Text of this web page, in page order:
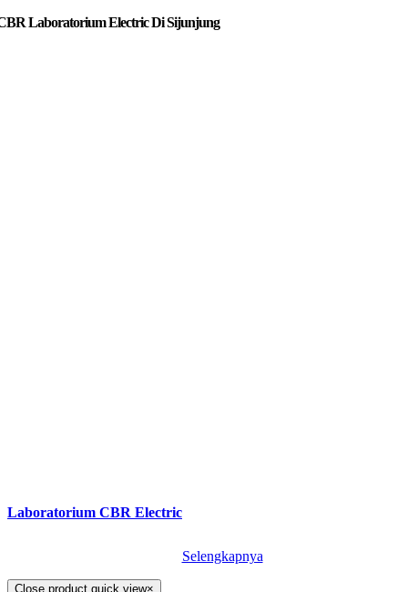
Laboratorium Electric Di Sijunjung
Laboratorium CBR Electric
Selengkapnya
Close product quick view×